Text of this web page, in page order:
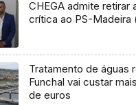
CHEGA admite retirar
crítica ao PS-Madeira
Tratamento de águas
Funchal vai custar
de euros